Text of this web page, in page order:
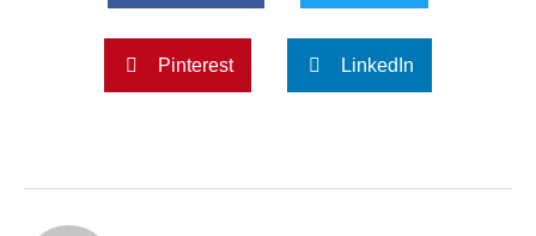
Pinterest LinkedIn